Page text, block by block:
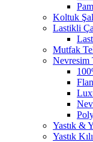
Koltuk
Lastikli
Mutfak
Nevresim
Yastık &
Yastık